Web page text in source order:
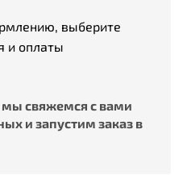
выберите
и оплаты
свяжемся с вами
и запустим заказ в